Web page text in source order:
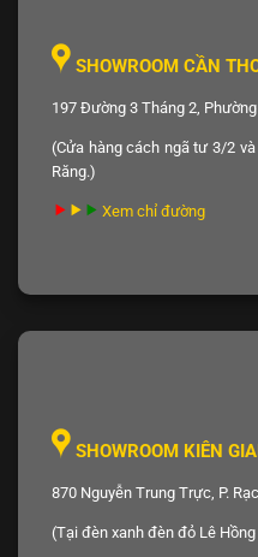
SHOWROOM CẦN
197 Đường 3 Tháng 2, Phường
(Cửa hàng cách ngã tư 3/2
Răng.)
Xem chỉ đường
SHOWROOM KIÊN
870 Nguyễn Trung Trực, P.
(Tại đèn xanh đèn đỏ Lê